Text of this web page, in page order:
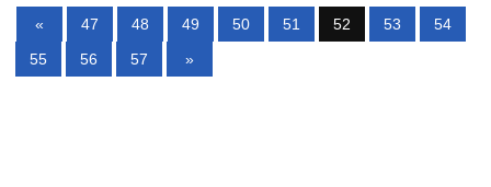
« 47 48 49 50 51 52 53
54
55
56 57 »